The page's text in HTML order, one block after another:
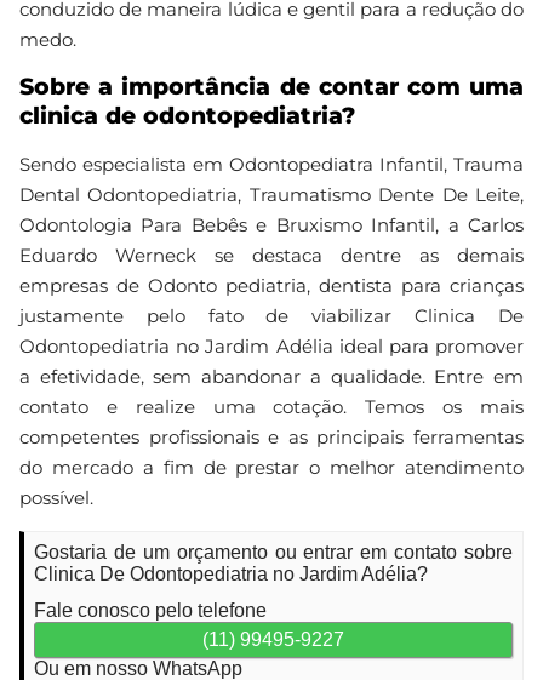
conduzido de maneira lúdica e gentil para a redução do
medo.
Sobre a importância de contar com uma
clinica de odontopediatria?
Sendo especialista em Odontopediatra Infantil, Trauma
Dental Odontopediatria, Traumatismo Dente De Leite,
Odontologia Para Bebês e Bruxismo Infantil, a Carlos
Eduardo Werneck se destaca dentre as demais
empresas de Odonto pediatria, dentista para crianças
justamente pelo fato de viabilizar Clinica De
Odontopediatria no Jardim Adélia ideal para promover
a efetividade, sem abandonar a qualidade. Entre em
contato e realize uma cotação. Temos os mais
competentes profissionais e as principais ferramentas
do mercado a fim de prestar o melhor atendimento
possível.
Gostaria de um orçamento ou entrar em contato sobre
Clinica De Odontopediatria no Jardim Adélia?
Fale conosco pelo telefone
(11) 99495-9227
Ou em nosso WhatsApp